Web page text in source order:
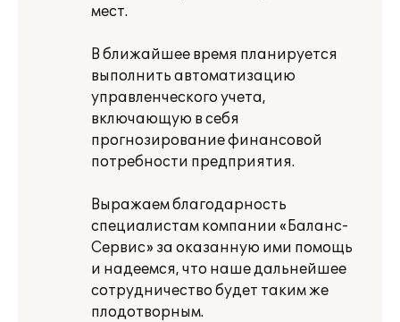
мест.
В ближайшее время планируется
выполнить автоматизацию
управленческого учета,
включающую в себя
прогнозирование финансовой
потребности предприятия.
Выражаем благодарность
специалистам компании «Баланс-
Сервис» за оказанную ими помощь
и надеемся, что наше дальнейшее
сотрудничество будет таким же
плодотворным.